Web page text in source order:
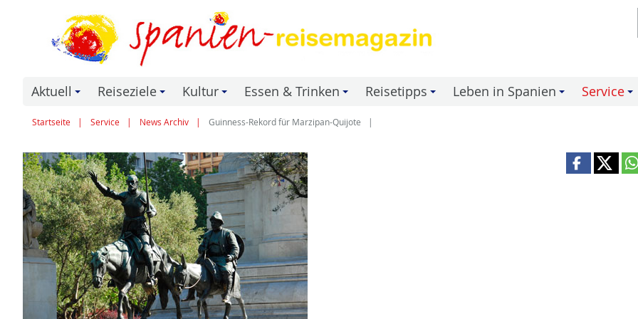
Aktuell Reiseziele Kultur Essen & Trinken Reisetipps Leben in Spanien Service
Startseite Service News Archiv Guinness-Rekord für Marzipan-Quijote